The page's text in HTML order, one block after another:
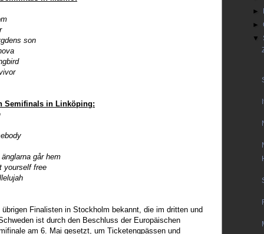
son
Semifinals in Linköping:
änglarna går hem
yourself free
Finalisten in Stockholm bekannt, die im dritten und
ist durch den Beschluss der Europäischen
am 6. Mai gesetzt, um Ticketengpässen und
►
►
▼